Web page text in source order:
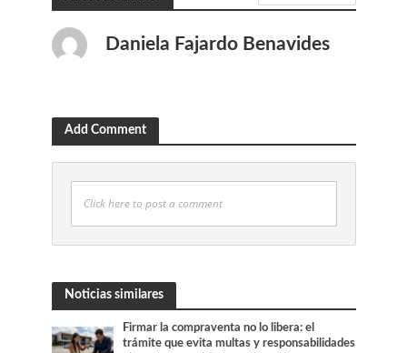
Daniela Fajardo Benavides
Add Comment
Click here to post a comment
Noticias similares
Firmar la compraventa no lo libera: el
trámite que evita multas y responsabilidades